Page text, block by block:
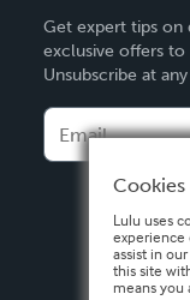
Deutsch
Français
Español
Get expert tips on
exclusive offers to
Unsubscribe at
Cookies
Lulu uses
experience
assist in
this site
means you